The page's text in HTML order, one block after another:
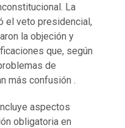
La
el veto presidencial,
la objeción y
que, según
de
más confusión .
aspectos
obligatoria en